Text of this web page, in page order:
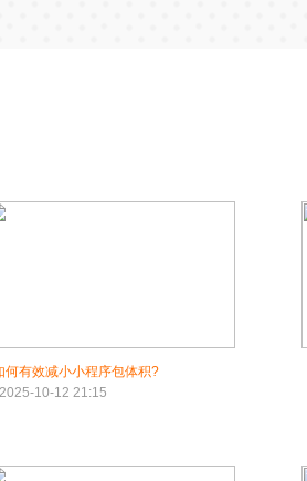
何有效减小小程序包体积?
2025-10-12 21:15